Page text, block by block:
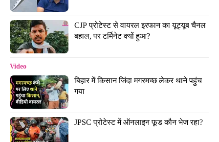
CJP प्रोटेस्ट से वायरल इरफान का यूट्यूब चैनल
बहाल, पर टर्मिनेट क्यों हुआ?
Video
बिहार में किसान जिंदा मगरमच्छ लेकर थाने पहुंच
गया
JPSC प्रोटेस्ट में ऑनलाइन फूड कौन भेज रहा?